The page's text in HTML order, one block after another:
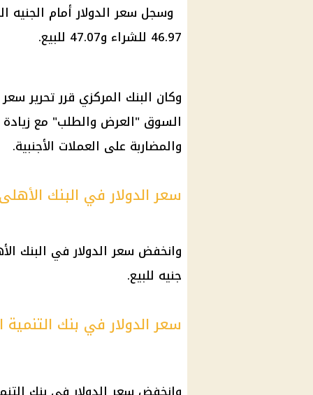
وسجل سعر الدولار أمام الجنيه
46.97 للشراء و47.07 للبيع.
وكان البنك المركزي قرر تحرير
السوق "العرض والطلب" مع
والمضاربة على العملات الأجنبية.
سعر الدولار في البنك
جنيه للبيع.
سعر الدولار في بنك التنمية